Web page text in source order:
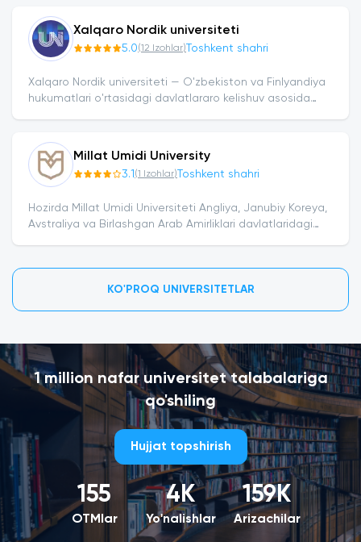
Xalqaro Nordik universiteti
5.0(12 Izohlar) Toshkent shahri
Xalqaro Nordik universiteti — O'zbekiston va Finlyandiya
hukumatlari o'rtasidagi davlatlararo kelishuv asosida
Millat Umidi University
3.1 (1 Izohlar) Toshkent shahri
Hozirda Millat Umidi Universiteti Angliya, Janubiy Koreya,
Avstraliya va Birlashgan Arab Amirliklari davlatlaridagi
KO'PROQ UNIVERSITETLAR
1 million nafar universitet talabalariga
qo'shiling
Hujjat topshirish
Bizning saytimiz raqamlarda
155
OTMlar
4K
Yo'nalishlar
159K
Arizachilar